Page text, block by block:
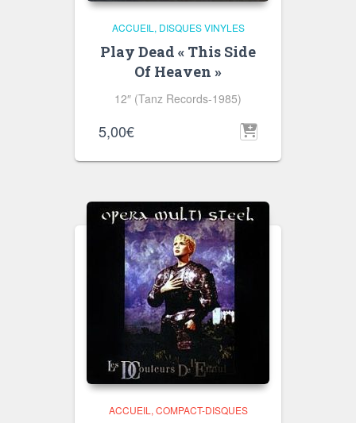
ACCUEIL DISQUES VINYLES
Play Dead « This Side
Of Heaven »
12″ (Tanz Records-1985)
5,00€
ACCUEIL COMPACT-DISQUES